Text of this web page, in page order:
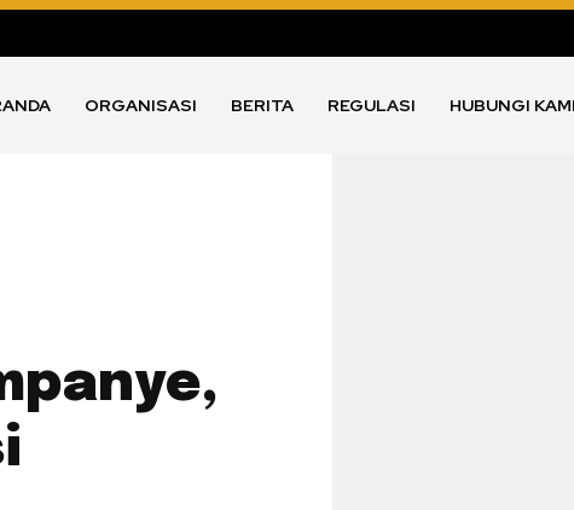
ORGANISASI BERITA REGULASI HUBUNGI